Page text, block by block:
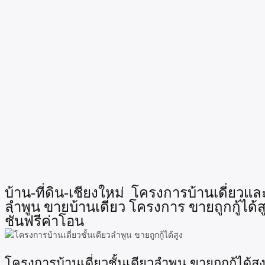
บ้าน-ที่ดิน-เชียงใหม่ โครงการบ้านเดี่ยวแ
ลำพูน ขายบ้านเดี่ยว โครงการ ขายถูกกู้ไ
ชั่นฟรีค่าโอน